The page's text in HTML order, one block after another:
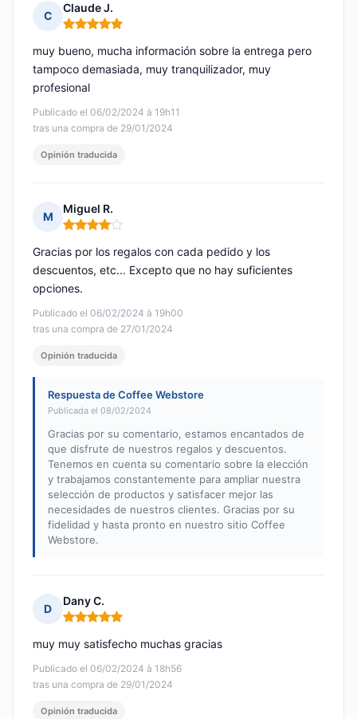
C
Claude J.
Nota: 5 de 5
Publicado el 06/02/2024 à 19h11
tras una compra de 29/01/2024
muy bueno, mucha información sobre la entrega pero
tampoco demasiada, muy tranquilizador, muy
profesional
Opinión traducida
M
Miguel R.
Nota: 4 de 5
Publicado el 06/02/2024 à 19h00
tras una compra de 27/01/2024
Gracias por los regalos con cada pedido y los
descuentos, etc... Excepto que no hay suficientes
opciones.
Opinión traducida
Respuesta de Coffee Webstore
Publicada el 08/02/2024
Gracias por su comentario, estamos encantados de
que disfrute de nuestros regalos y descuentos.
Tenemos en cuenta su comentario sobre la elección
y trabajamos constantemente para ampliar nuestra
selección de productos y satisfacer mejor las
necesidades de nuestros clientes. Gracias por su
fidelidad y hasta pronto en nuestro sitio Coffee
Webstore.
D
Dany C.
Nota: 5 de 5
Publicado el 06/02/2024 à 18h56
tras una compra de 29/01/2024
muy muy satisfecho muchas gracias
Opinión traducida